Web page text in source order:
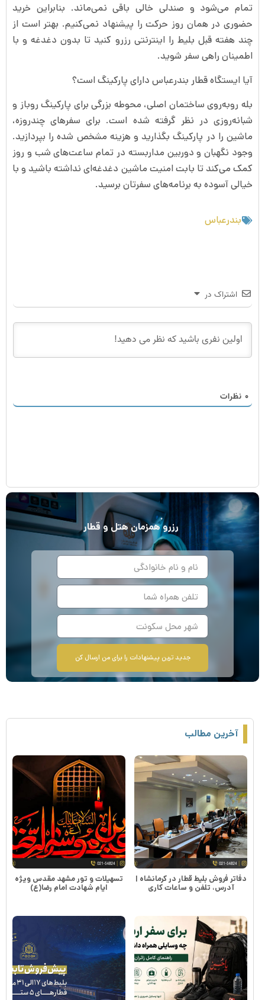
تمام می‌شود و صندلی خالی باقی نمی‌ماند. بنابراین خرید
حضوری در همان روز حرکت را پیشنهاد نمی‌کنیم. بهتر است از
چند هفته قبل بلیط را اینترنتی رزرو کنید تا بدون دغدغه و با
اطمینان راهی سفر شوید.
آیا ایستگاه قطار بندرعباس دارای پارکینگ است؟
بله روبه‌روی ساختمان اصلی، محوطه بزرگی برای پارکینگ روباز و
شبانه‌روزی در نظر گرفته شده است. برای سفرهای چندروزه،
ماشین را در پارکینگ بگذارید و هزینه مشخص شده را بپردازید.
وجود نگهبان و دوربین مداربسته در تمام ساعت‌های شب و روز
کمک می‌کند تا بابت امنیت ماشین دغدغه‌ای نداشته باشید و با
خیالی آسوده به برنامه‌های سفرتان برسید.
بندرعباس
اشتراک در
۰ نظرات
رزروهمزمانهتل و قطار
جدید ترین پیشنهادات را برای من ارسال کن
آخرین مطالب
دفاتر فروش بلیط قطار در کرمانشاه |
آدرس، تلفن و ساعات کاری
تسهیلات و تور مشهد مقدس ویژه
ایام شهادت امام رضا(ع)